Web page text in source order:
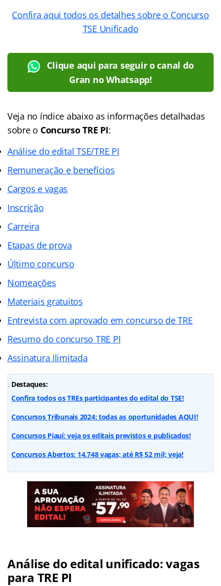
Confira aqui todos os detalhes sobre o Concurso
TSE Unificado
Clique aqui para seguir o canal do
Gran no Whatsapp!
Veja no índice abaixo as informações detalhadas
sobre o Concurso TRE PI:
Análise do edital TSE/TRE PI
Remuneração e benefícios
Cargos e vagas
Inscrição
Carreira
Etapas de prova
Último concurso
Nomeações
Materiais gratuitos
Entrevista com aprovado em concurso de TRE
Resumo do concurso TRE PI
Assinatura Ilimitada
Destaques:
Confira todos os TREs participantes do edital do TSE!
Concursos Tribunais 2024: todas as oportunidades AQUI!
Concursos Piauí: veja os editais previstos e publicados!
Concursos Abertos: 14.748 vagas; até R$ 52 mil; veja!
Análise do edital unificado: vagas
para TRE PI